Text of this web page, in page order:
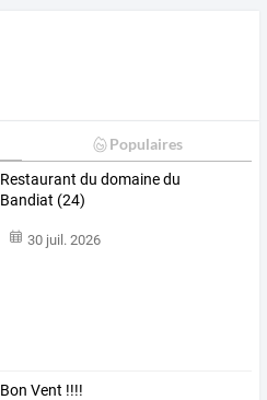
Populaires
Restaurant du domaine du
Bandiat (24)
30 juil. 2026
Bon Vent !!!!